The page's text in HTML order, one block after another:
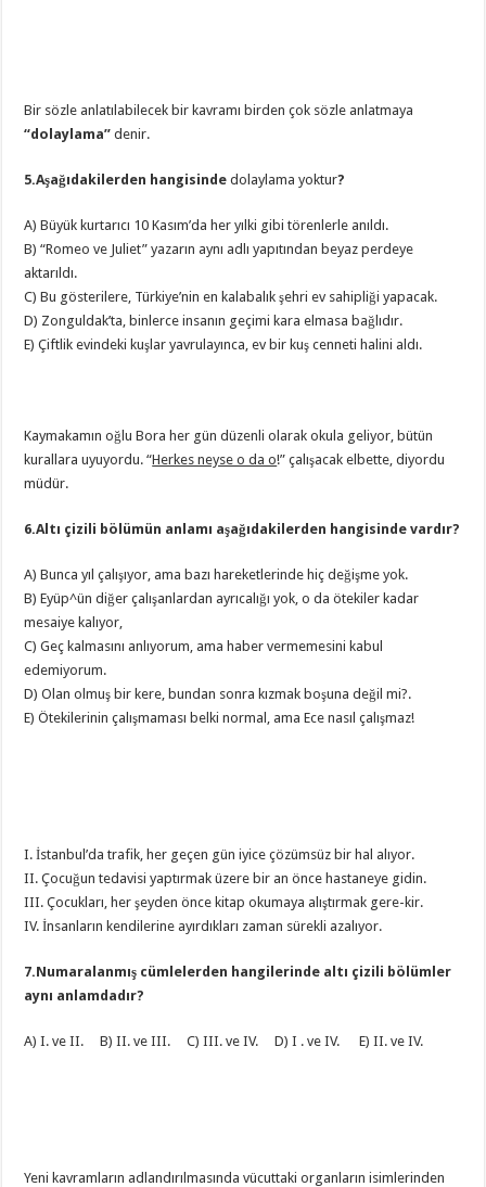
Bir sözle anlatılabilecek bir kavramı birden çok sözle anlatmaya
“dolaylama” denir.
5.Aşağıdakilerden hangisinde dolaylama yoktur?
A) Büyük kurtarıcı 10 Kasım’da her yılki gibi törenlerle anıldı.
B) “Romeo ve Juliet” yazarın aynı adlı yapıtından beyaz perdeye
aktarıldı.
C) Bu gösterilere, Türkiye’nin en kalabalık şehri ev sahipliği yapacak.
D) Zonguldak’ta, binlerce insanın geçimi kara elmasa bağlıdır.
E) Çiftlik evindeki kuşlar yavrulayınca, ev bir kuş cenneti halini aldı.
Kaymakamın oğlu Bora her gün düzenli olarak okula geliyor, bütün
kurallara uyuyordu. “Herkes neyse o da o!” çalışacak elbette, diyordu
müdür.
6.Altı çizili bölümün anlamı aşağıdakilerden hangisinde vardır?
A) Bunca yıl çalışıyor, ama bazı hareketlerinde hiç değişme yok.
B) Eyüp^ün diğer çalışanlardan ayrıcalığı yok, o da ötekiler kadar
mesaiye kalıyor,
C) Geç kalmasını anlıyorum, ama haber vermemesini kabul
edemiyorum.
D) Olan olmuş bir kere, bundan sonra kızmak boşuna değil mi?.
E) Ötekilerinin çalışmaması belki normal, ama Ece nasıl çalışmaz!
I. İstanbul’da trafik, her geçen gün iyice çözümsüz bir hal alıyor.
II. Çocuğun tedavisi yaptırmak üzere bir an önce hastaneye gidin.
III. Çocukları, her şeyden önce kitap okumaya alıştırmak gere-kir.
IV. İnsanların kendilerine ayırdıkları zaman sürekli azalıyor.
7.Numaralanmış cümlelerden hangilerinde altı çizili bölümler
aynı anlamdadır?
A) I. ve II. B) II. ve III. C) III. ve IV. D) I . ve IV. E) II. ve IV.
Yeni kavramların adlandırılmasında vücuttaki organların isimlerinden